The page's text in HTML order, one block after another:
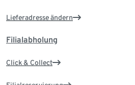
Lieferadresse ändern
Filialabholung
Click & Collect